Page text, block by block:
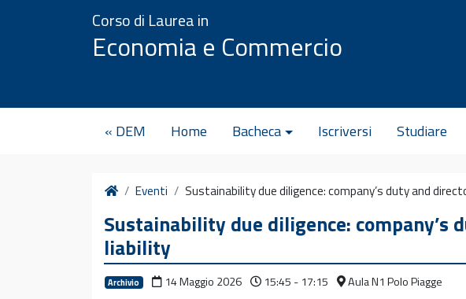
Vai al contenutoCorso di Laurea in
Economia e Commercio
« DEM Home Bacheca Iscriversi Studiare
HomeEventi Sustainability due diligence: company’s duty and
Sustainability due diligence: company’s
liability
Archivio 14 Maggio 2026 15:45 - 17:15 Aula N1 Polo Piagge